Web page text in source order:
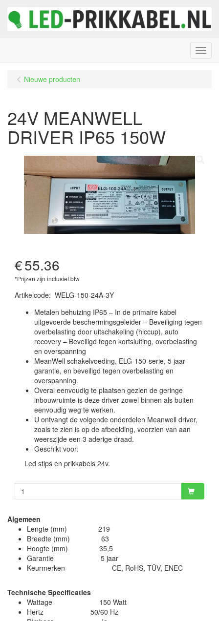
Menu
Nieuwe producten
24V MEANWELL
DRIVER IP65 150W
€55.36
*Prijzen zijn inclusief btw
Artikelcode: WELG-150-24A-3Y
Metalen behuizing IP65 – In de primaire kabel
uitgevoerde beschermingsgeleider – Beveiliging tegen
overbelasting door uitschakeling (hiccup), auto
recovery – Beveiligd tegen kortsluiting, overbelasting
en overspanning
MeanWell schakelvoeding, ELG-150-serie, 5 jaar
garantie, en beveiligd tegen overbelasting en
overspanning.
Overal eenvoudig te plaatsen gezien de geringe
inbouwruimte is deze driver zowel binnen als buiten
eenvoudig weg te werken.
U ontvangt de volgende onderdelen Meanwell driver,
zoals te zien is op de afbeelding, voorzien van aan
weerszijde een 3 aderige draad.
Geschikt voor:
Led stips en prikkabels 24v.
Algemeen
Lengte (mm) 219
Breedte (mm) 63
Hoogte (mm) 35,5
Garantie 5 jaar
Keurmerken CE, RoHS, TÜV, ENEC
Technische Specificaties
Wattage 150 Watt
Hertz 50/60 Hz